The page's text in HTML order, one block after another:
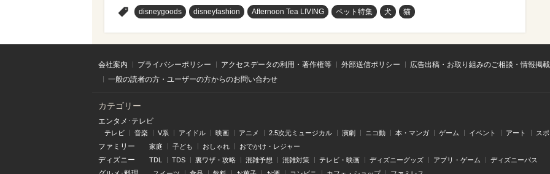
disneygoods disneyfashion Afternoon Tea LIVING ペット特集 犬 猫
会社案内 プライバシーポリシー アクセスデータの利用・著作権等 外部送信ポリシー
広告出稿・お取り組みのご相談・情報掲
一般の読者の方・ユーザーの方からのお問い合わせ
カテゴリー
エンタメ･テレビ
テレビ 音楽 V系 アイドル 映画 アニメ 2.5次元ミュージカル 演劇 ニコ動 本・マンガ ゲーム イベント アート ス
ファミリー 家庭 子ども おしゃれ おでかけ・レジャー
ディズニー TDL TDS 裏ワザ・攻略 混雑予想 混雑対策 テレビ・映画 ディズニーグッズ アプリ・ゲーム ディズニーパス